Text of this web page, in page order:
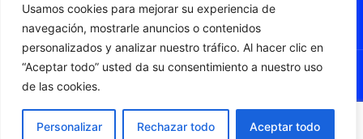
Usamos cookies para mejorar su experiencia de
navegación, mostrarle anuncios o contenidos
personalizados y analizar nuestro tráfico. Al hacer clic en
“Aceptar todo” usted da su consentimiento a nuestro uso
de las cookies.
Personalizar Rechazar todo Aceptar todo
Mapa web
© 2026 Fleximat